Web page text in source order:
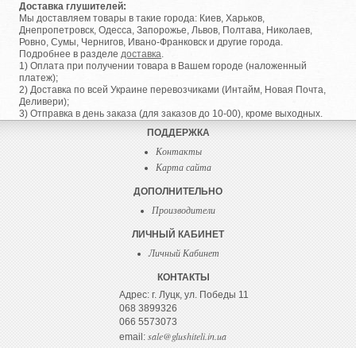
Доставка глушителей:
Мы доставляем товары в такие города: Киев, Харьков,
Днепропетровск, Одесса, Запорожье, Львов, Полтава, Николаев,
Ровно, Сумы, Чернигов, Ивано-Франковск и другие города.
Подробнее в разделедоставка.
1) Оплата при получении товара в Вашем городе (наложенный
платеж);
2) Доставка по всей Украине перевозчиками (Интайм, Новая Почта,
Деливери);
3) Отправка в день заказа (для заказов до 10-00), кроме выходных.
ПОДДЕРЖКА
Контакты
Карта сайта
ДОПОЛНИТЕЛЬНО
Производители
ЛИЧНЫЙ КАБИНЕТ
Личный Кабинет
КОНТАКТЫ
Адрес: г. Луцк, ул. Победы 11
068 3899326
066 5573073
email: sale@glushiteli.in.ua